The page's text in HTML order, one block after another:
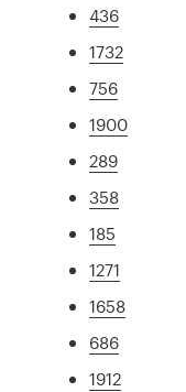
436
1732
756
1900
289
358
185
1271
1658
686
1912